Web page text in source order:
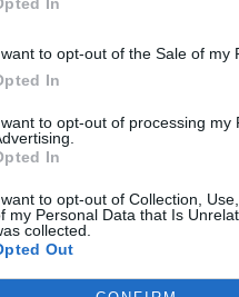
to opt-out of the Sale of my
In
to opt-out of processing my
In
to opt-out of Collection,
my Personal Data that Is
collected.
Out
TUTTI GLI ARTICOLI
di